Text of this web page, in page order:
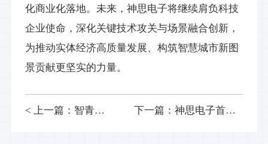
化商业化落地。未来，神思电子将继续肩负科技
企业使命，深化关键技术攻关与场景融合创新，
为推动实体经济高质量发展、构筑智慧城市新图
景贡献更坚实的力量。
< 上一篇：智青春 算未来 丨第七届全球校园人工智能算法精英大赛神思杯总决赛暨颁奖典礼成功举办 下一篇：神思电子首席科学家代表济南市在2025新型智慧城市发展创新大会做案例分享>